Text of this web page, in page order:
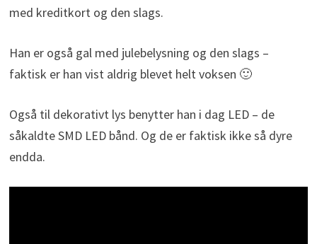
med kreditkort og den slags.
Han er også gal med julebelysning og den slags –
faktisk er han vist aldrig blevet helt voksen 🙂
Også til dekorativt lys benytter han i dag LED – de
såkaldte SMD LED bånd. Og de er faktisk ikke så dyre
endda.